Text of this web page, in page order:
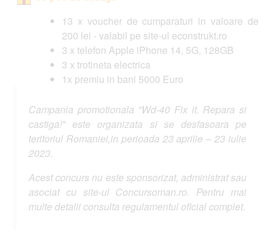
13 x voucher de cumparaturi in valoare de
200 lei - valabil pe site-ul econstrukt.ro
3 x telefon Apple iPhone 14, 5G, 128GB
3 x trotineta electrica
1x premiu in bani 5000 Euro
Campania promotionala "Wd-40 Fix it. Repara si
castiga!" este organizata si se desfasoara pe
teritoriul Romaniei,in perioada 23 aprilie – 23 iulie
2023.
Acest concurs nu este sponsorizat, administrat sau
asociat cu site-ul Concursoman.ro. Pentru mai
multe detalii consulta regulamentul oficial complet.